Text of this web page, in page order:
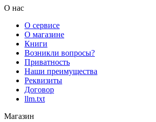
О нас
О сервисе
О магазине
Книги
Возникли вопросы?
Приватность
Наши преимущества
Реквизиты
Договор
llm.txt
Магазин